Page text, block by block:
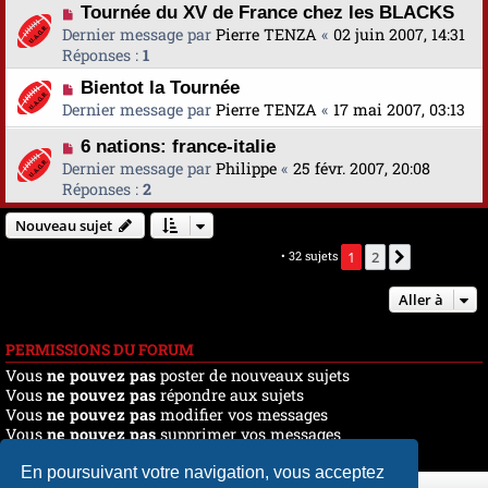
En poursuivant votre navigation, vous acceptez
Tournée du XV de France chez les BLACKS
Dernier message par Pierre TENZA « 02 juin 2007, 14:31
Réponses : 1
Bientot la Tournée
Dernier message par Pierre TENZA « 17 mai 2007, 03:13
6 nations: france-italie
Dernier message par Philippe « 25 févr. 2007, 20:08
Réponses : 2
Nouveau sujet
• 32 sujets 1 2
Aller à
PERMISSIONS DU FORUM
Vous ne pouvez pas poster de nouveaux sujets
Vous ne pouvez pas répondre aux sujets
Vous ne pouvez pas modifier vos messages
Vousne pouvez passupprimer vos messages